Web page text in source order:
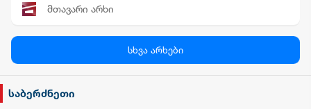
მთავარი არხი
სილქ უნივერსალი
სხვა არხები
საბერძნეთი